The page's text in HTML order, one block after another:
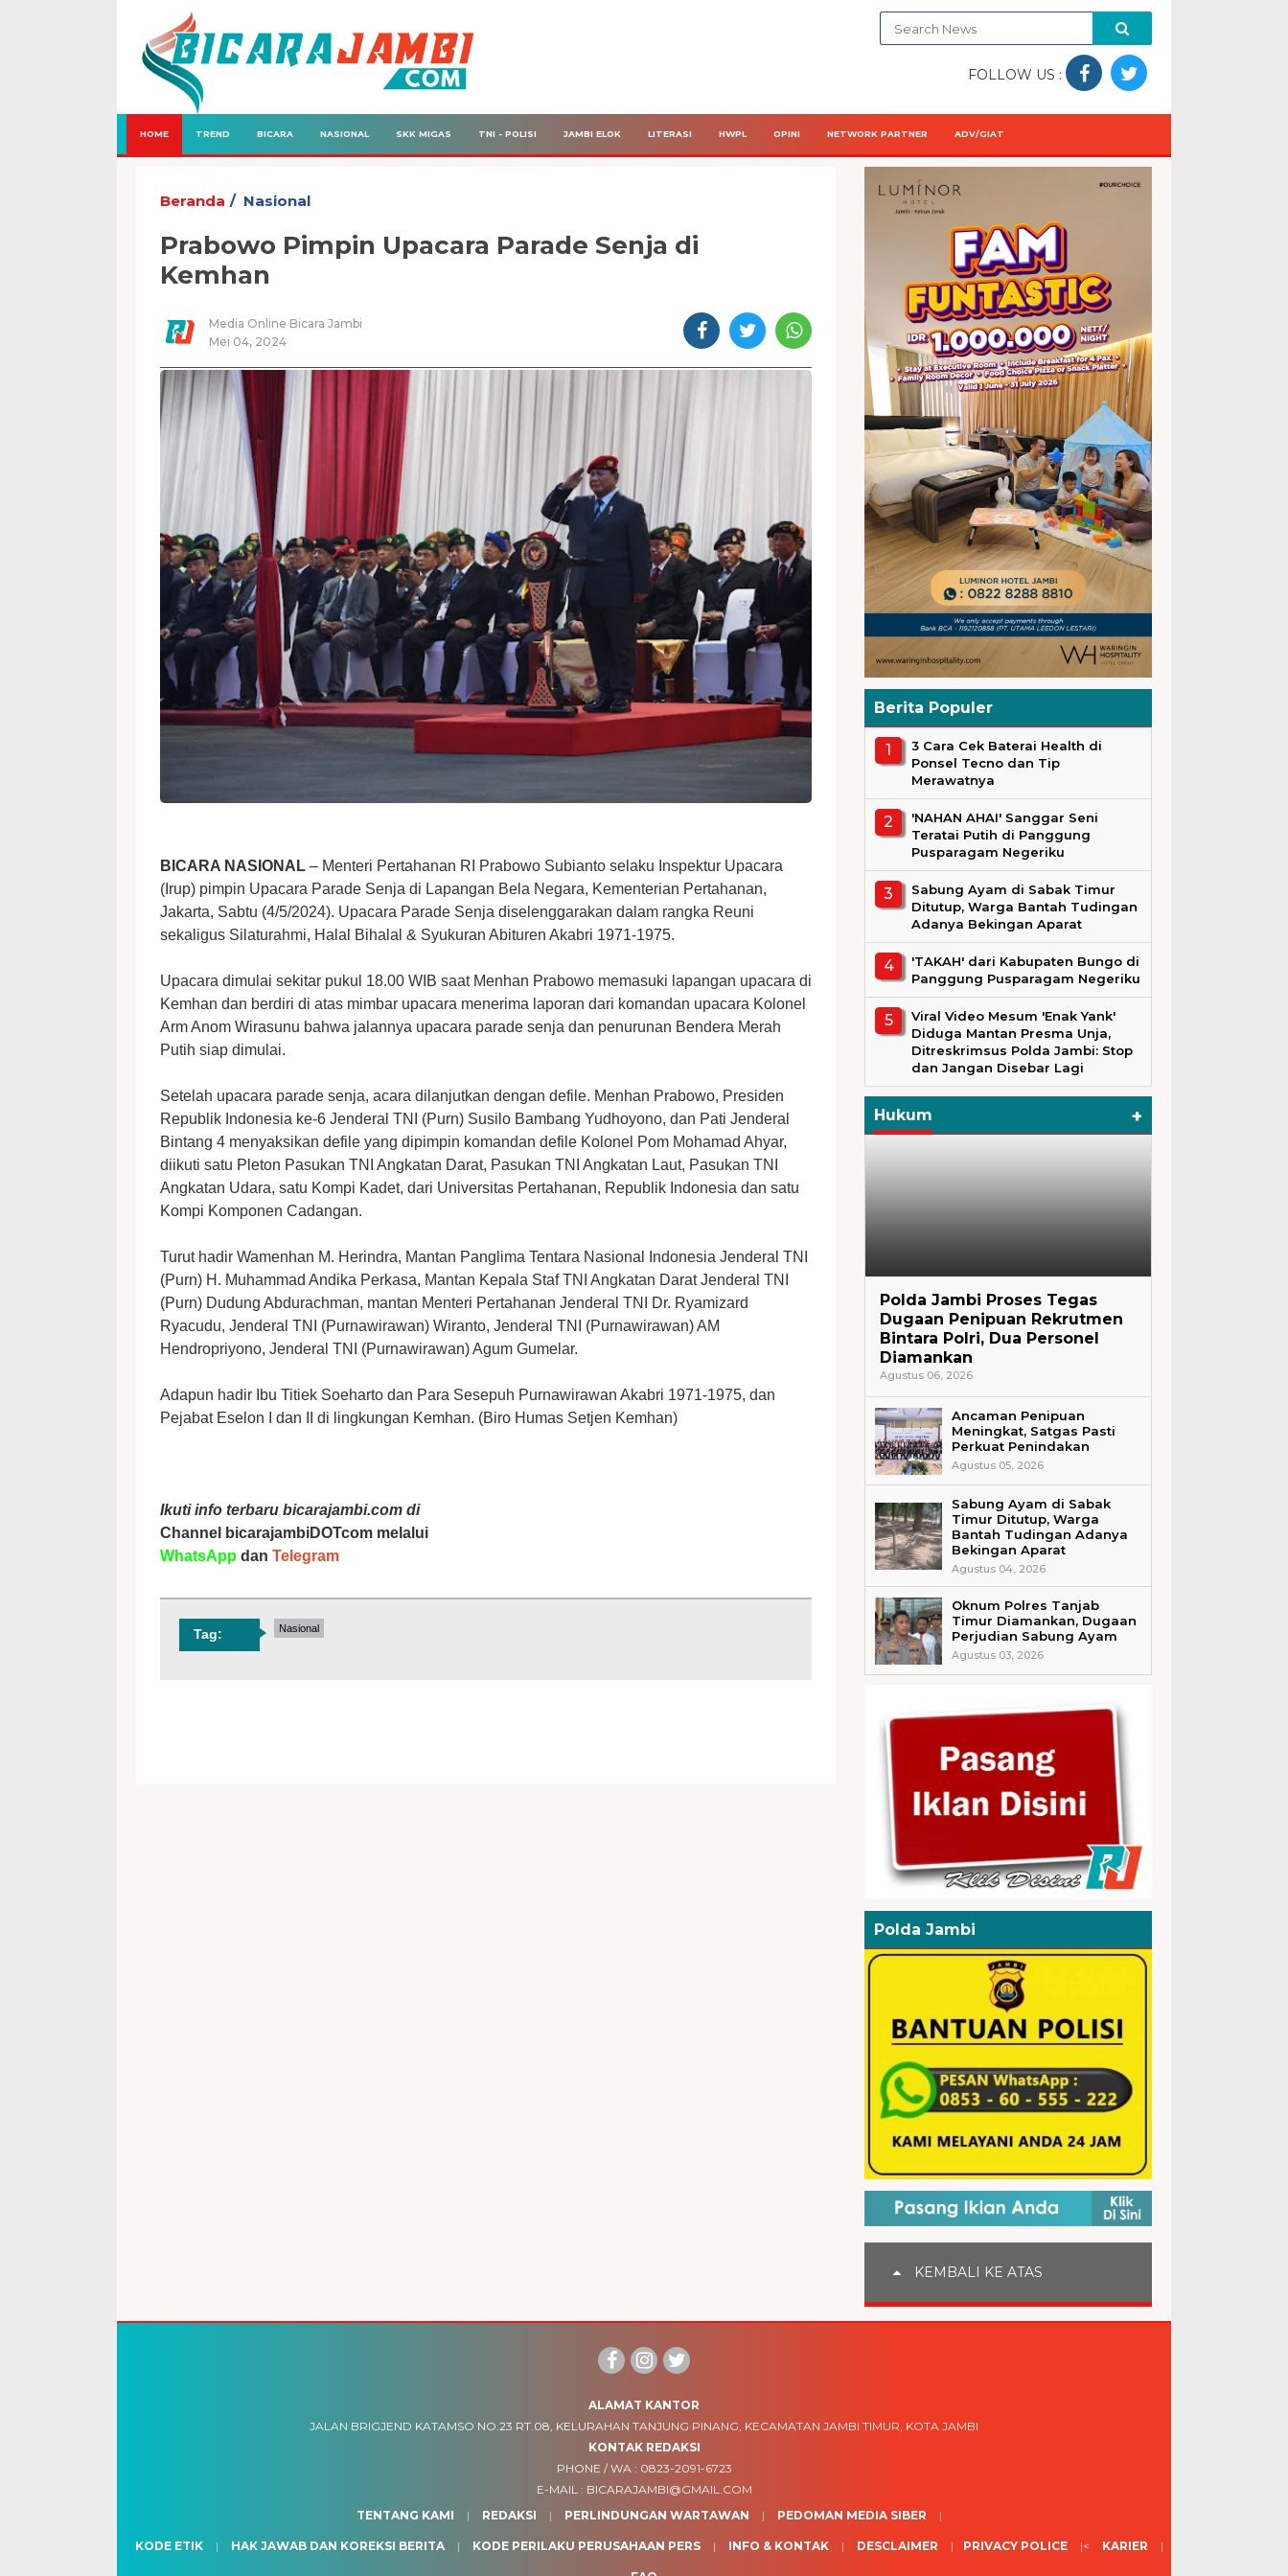
FOLLOW US :
HOME TREND BICARA NASIONAL SKK MIGAS TNI - POLISI JAMBI ELOK LITERASI HWPL OPINI NETWORK PARTNER ADV/GIAT
Beranda Nasional
Prabowo Pimpin Upacara Parade Senja di
Kemhan
Media Online Bicara Jambi
Mei 04, 2024
BICARA NASIONAL – Menteri Pertahanan RI Prabowo Subianto selaku Inspektur Upacara
(Irup) pimpin Upacara Parade Senja di Lapangan Bela Negara, Kementerian Pertahanan,
Jakarta, Sabtu (4/5/2024). Upacara Parade Senja diselenggarakan dalam rangka Reuni
sekaligus Silaturahmi, Halal Bihalal & Syukuran Abituren Akabri 1971-1975.
Upacara dimulai sekitar pukul 18.00 WIB saat Menhan Prabowo memasuki lapangan upacara di
Kemhan dan berdiri di atas mimbar upacara menerima laporan dari komandan upacara Kolonel
Arm Anom Wirasunu bahwa jalannya upacara parade senja dan penurunan Bendera Merah
Putih siap dimulai.
Setelah upacara parade senja, acara dilanjutkan dengan defile. Menhan Prabowo, Presiden
Republik Indonesia ke-6 Jenderal TNI (Purn) Susilo Bambang Yudhoyono, dan Pati Jenderal
Bintang 4 menyaksikan defile yang dipimpin komandan defile Kolonel Pom Mohamad Ahyar,
diikuti satu Pleton Pasukan TNI Angkatan Darat, Pasukan TNI Angkatan Laut, Pasukan TNI
Angkatan Udara, satu Kompi Kadet, dari Universitas Pertahanan, Republik Indonesia dan satu
Kompi Komponen Cadangan.
Turut hadir Wamenhan M. Herindra, Mantan Panglima Tentara Nasional Indonesia Jenderal TNI
(Purn) H. Muhammad Andika Perkasa, Mantan Kepala Staf TNI Angkatan Darat Jenderal TNI
(Purn) Dudung Abdurachman, mantan Menteri Pertahanan Jenderal TNI Dr. Ryamizard
Ryacudu, Jenderal TNI (Purnawirawan) Wiranto, Jenderal TNI (Purnawirawan) AM
Hendropriyono, Jenderal TNI (Purnawirawan) Agum Gumelar.
Adapun hadir Ibu Titiek Soeharto dan Para Sesepuh Purnawirawan Akabri 1971-1975, dan
Pejabat Eselon I dan II di lingkungan Kemhan. (Biro Humas Setjen Kemhan)
Ikuti info terbaru bicarajambi.com di
Channel bicarajambiDOTcom melalui
WhatsApp dan Telegram
Tag: Nasional
Berita Populer
3 Cara Cek Baterai Health di
Ponsel Tecno dan Tip
Merawatnya
'NAHAN AHAI' Sanggar Seni
Teratai Putih di Panggung
Pusparagam Negeriku
Sabung Ayam di Sabak Timur
Ditutup, Warga Bantah Tudingan
Adanya Bekingan Aparat
'TAKAH' dari Kabupaten Bungo di
Panggung Pusparagam Negeriku
Viral Video Mesum 'Enak Yank'
Diduga Mantan Presma Unja,
Ditreskrimsus Polda Jambi: Stop
dan Jangan Disebar Lagi
Hukum +
Polda Jambi Proses Tegas
Dugaan Penipuan Rekrutmen
Bintara Polri, Dua Personel
Diamankan
Agustus 06, 2026
Ancaman Penipuan
Meningkat, Satgas Pasti
Perkuat Penindakan
Agustus 05, 2026
Sabung Ayam di Sabak
Timur Ditutup, Warga
Bantah Tudingan Adanya
Bekingan Aparat
Agustus 04, 2026
Oknum Polres Tanjab
Timur Diamankan, Dugaan
Perjudian Sabung Ayam
Agustus 03, 2026
Polda Jambi
KEMBALI KE ATAS
ALAMAT KANTOR
JALAN BRIGJEND KATAMSO NO.23 RT.08, KELURAHAN TANJUNG PINANG, KECAMATAN JAMBI TIMUR, KOTA JAMBI
KONTAK REDAKSI
PHONE / WA : 0823-2091-6723
E-MAIL : BICARAJAMBI@GMAIL.COM
TENTANG KAMI
REDAKSI PERLINDUNGAN WARTAWAN PEDOMAN MEDIA SIBER
KODE ETIK HAK JAWAB DAN KOREKSI BERITA KODE PERILAKU PERUSAHAAN PERS INFO & KONTAK DESCLAIMER PRIVACY POLICE < KARIER